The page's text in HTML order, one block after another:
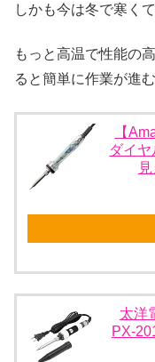
しかも今は冬で寒く
もっと高温で性能の
ると簡単に作業が進
【
ダイ
太洋
PX-